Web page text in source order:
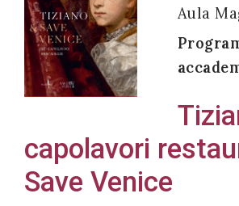
Aula
capolavori
Save Venice
miei dati
personali in
accordo